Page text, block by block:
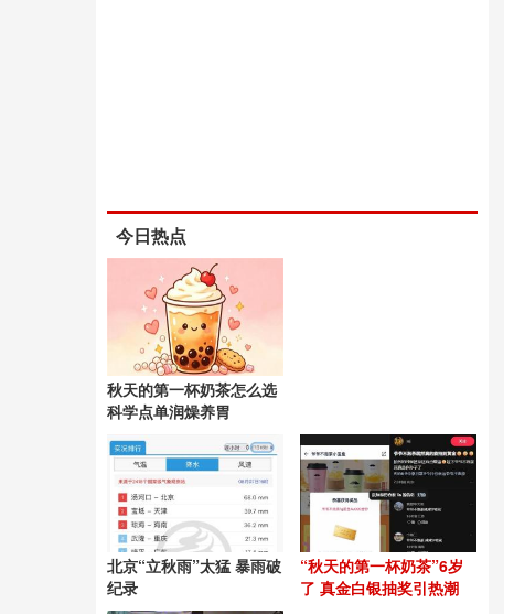
今日热点
秋天的第一杯奶茶怎么选
科学点单润燥养胃
北京“立秋雨”太猛 暴雨破
纪录
“秋天的第一杯奶茶”6岁
了 真金白银抽奖引热潮